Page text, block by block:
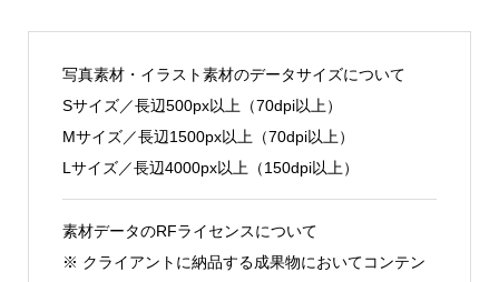
写真素材・イラスト素材のデータサイズについて
Sサイズ／長辺500px以上（70dpi以上）
Mサイズ／長辺1500px以上（70dpi以上）
Lサイズ／長辺4000px以上（150dpi以上）
素材データのRFライセンスについて
※ クライアントに納品する成果物においてコンテン